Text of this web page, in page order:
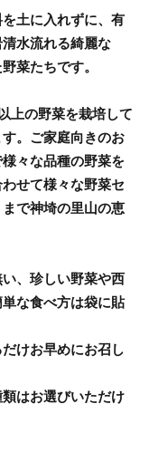
土に入れずに、有
水流れる綺麗な
菜たちです。
上の野菜を栽培して
。ご家庭向きのお
々な品種の野菜を
せて様々な野菜セ
で神埼の里山の恵
、珍しい野菜や西
な食べ方は袋に貼
けお早めにお召し
はお選びいただけ